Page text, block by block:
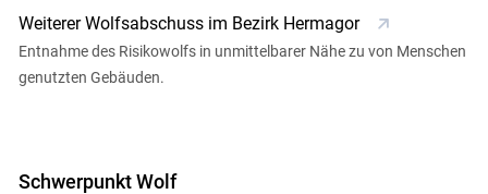
Weiterer Wolfsabschuss im Bezirk Hermagor
Entnahme des Risikowolfs in unmittelbarer Nähe zu von Menschen
genutzten Gebäuden.
Schwerpunkt Wolf